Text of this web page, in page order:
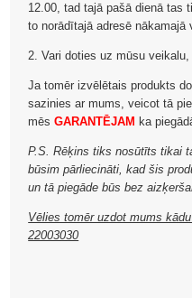
12.00, tad tajā pašā dienā tas
to norādītajā adresē nākamajā
2. Vari doties uz mūsu
Ja tomēr izvēlētais produkts
sazinies ar mums, veicot tā
mēsGARANTĒJAM ka
P.S. Rēķins tiks nosūtīts tikai
būsim pārliecināti, kad šis
un tā piegāde būs bez
Vēlies tomēr uzdot mums
22003030